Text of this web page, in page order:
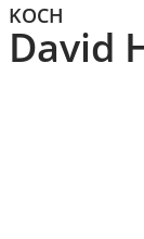
KOCH
David